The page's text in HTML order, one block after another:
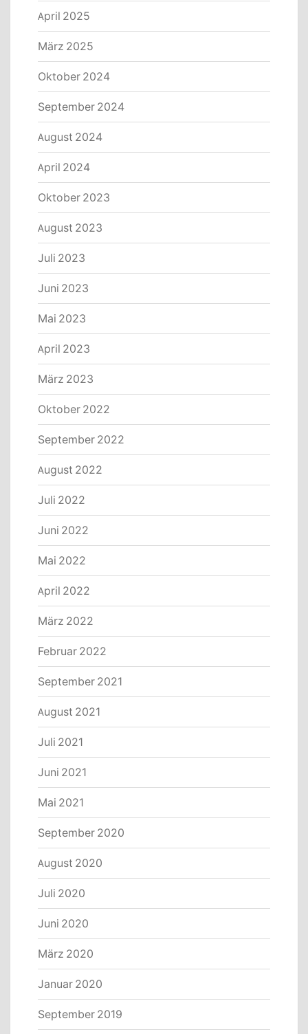
April 2025
März 2025
Oktober 2024
September 2024
August 2024
April 2024
Oktober 2023
August 2023
Juli 2023
Juni 2023
Mai 2023
April 2023
März 2023
Oktober 2022
September 2022
August 2022
Juli 2022
Juni 2022
Mai 2022
April 2022
März 2022
Februar 2022
September 2021
August 2021
Juli 2021
Juni 2021
Mai 2021
September 2020
August 2020
Juli 2020
Juni 2020
März 2020
Januar 2020
September 2019